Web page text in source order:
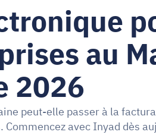
au
2026
peut-elle passer à la
avec Inyad dès